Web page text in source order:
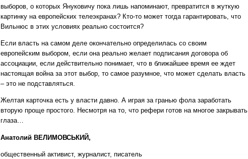
выборов, о которых Януковичу пока лишь напоминают, превратится в жуткую
картинку на европейских телеэкранах? Кто-то может тогда гарантировать, что
Вильнюс в этих условиях реально состоится?
Если власть на самом деле окончательно определилась со своим
европейским выбором, если она реально желает подписания договора об
ассоциации, если действительно понимает, что в ближайшее время ее ждет
настоящая война за этот выбор, то самое разумное, что может сделать власть
– это не подставляться.
Желтая карточка есть у власти давно. А играя за гранью фола заработать
вторую проще простого. Несмотря на то, что рефери готов на многое закрывать
глаза…
Анатолий ВЕЛИМОВСЬКИЙ,
общественный активист, журналист, писатель